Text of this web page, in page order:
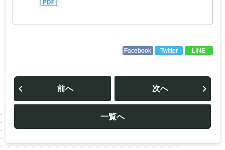
Facebook Twitter LINE
投
ビ
ー
シ
ョ
前へ
一覧へ
次へ